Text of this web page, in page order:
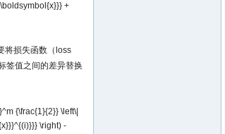
+
将损失函数（loss
签值之间的差异替换
{\frac{1}{2}} \left\|
\right) -